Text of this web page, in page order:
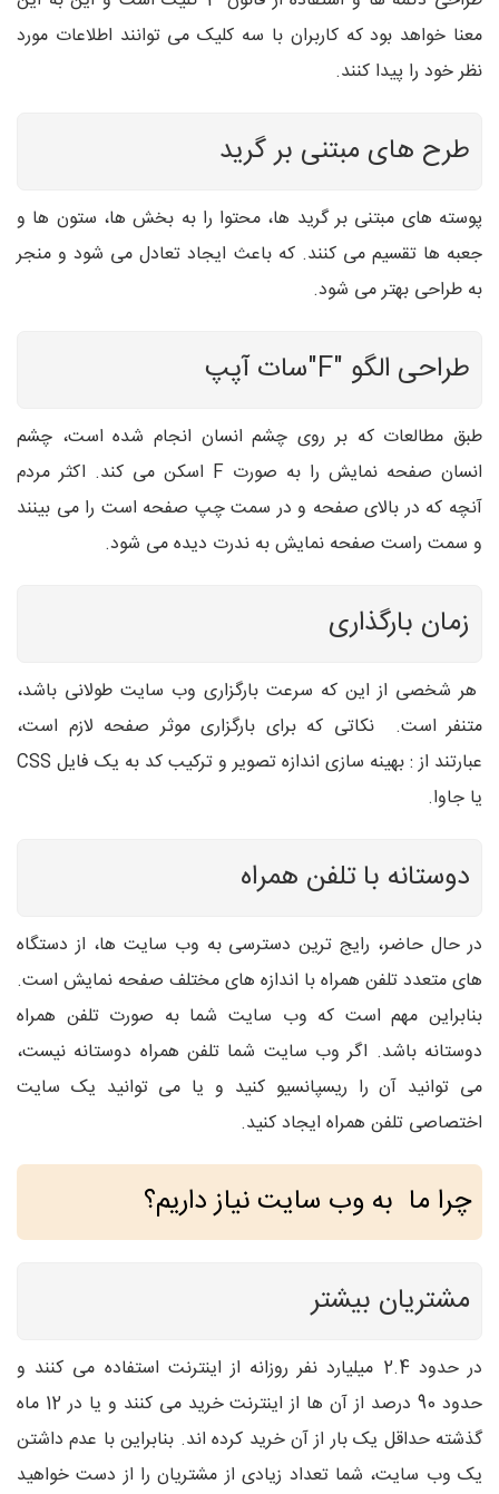
معنا خواهد بود که کاربران با سه کلیک می توانند اطلاعات مورد
نظر خود را پیدا کنند.
طرح های مبتنی بر گرید
پوسته های مبتنی بر گرید ها، محتوا را به بخش ها، ستون ها و
جعبه ها تقسیم می کنند. که باعث ایجاد تعادل می شود و منجر
به طراحی بهتر می شود.
طراحی الگو "F"سات آپپ
طبق مطالعات که بر روی چشم انسان انجام شده است، چشم
انسان صفحه نمایش را به صورت F اسکن می کند. اکثر مردم
آنچه که در بالای صفحه و در سمت چپ صفحه است را می بینند
و سمت راست صفحه نمایش به ندرت دیده می شود.
زمان بارگذاری
هر شخصی از این که سرعت بارگزاری وب سایت طولانی باشد،
متنفر است. نکاتی که برای بارگزاری موثر صفحه لازم است،
عبارتند از : بهینه سازی اندازه تصویر و ترکیب کد به یک فایل CSS
یا جاوا.
دوستانه با تلفن همراه
در حال حاضر، رایج ترین دسترسی به وب سایت ها، از دستگاه
های متعدد تلفن همراه با اندازه های مختلف صفحه نمایش است.
بنابراین مهم است که وب سایت شما به صورت تلفن همراه
دوستانه باشد. اگر وب سایت شما تلفن همراه دوستانه نیست،
می توانید آن را ریسپانسیو کنید و یا می توانید یک سایت
اختصاصی تلفن همراه ایجاد کنید.
چرا ما به وب سایت نیاز داریم؟
مشتریان بیشتر
در حدود 2.4 میلیارد نفر روزانه از اینترنت استفاده می کنند و
حدود 90 درصد از آن ها از اینترنت خرید می کنند و یا در 12 ماه
گذشته حداقل یک بار از آن خرید کرده اند. بنابراین با عدم داشتن
یک وب سایت، شما تعداد زیادی از مشتریان را از دست خواهید